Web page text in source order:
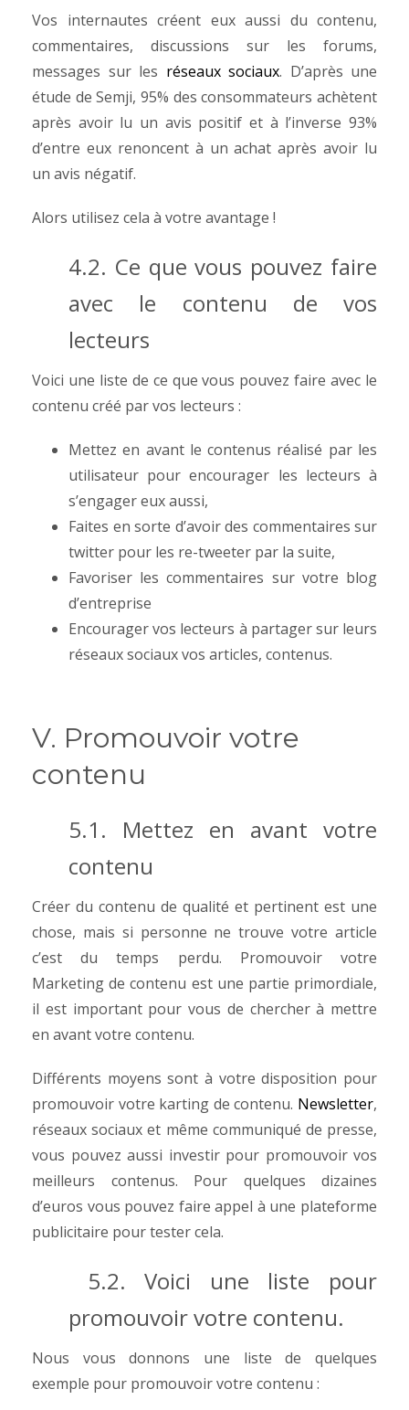
Vos internautes créent eux aussi du contenu,
commentaires, discussions sur les forums,
messages sur les réseaux sociaux. D’après une
étude de Semji, 95% des consommateurs achètent
après avoir lu un avis positif et à l’inverse 93%
d’entre eux renoncent à un achat après avoir lu
un avis négatif.
Alors utilisez cela à votre avantage !
4.2. Ce que vous pouvez faire
avec le contenu de vos
lecteurs
Voici une liste de ce que vous pouvez faire avec le
contenu créé par vos lecteurs :
Mettez en avant le contenus réalisé par les
utilisateur pour encourager les lecteurs à
s’engager eux aussi,
Faites en sorte d’avoir des commentaires sur
twitter pour les re-tweeter par la suite,
Favoriser les commentaires sur votre blog
d’entreprise
Encourager vos lecteurs à partager sur leurs
réseaux sociaux vos articles, contenus.
V. Promouvoir votre
contenu
5.1. Mettez en avant votre
contenu
Créer du contenu de qualité et pertinent est une
chose, mais si personne ne trouve votre article
c’est du temps perdu. Promouvoir votre
Marketing de contenu est une partie primordiale,
il est important pour vous de chercher à mettre
en avant votre contenu.
Différents moyens sont à votre disposition pour
promouvoir votre karting de contenu. Newsletter,
réseaux sociaux et même communiqué de presse,
vous pouvez aussi investir pour promouvoir vos
meilleurs contenus. Pour quelques dizaines
d’euros vous pouvez faire appel à une plateforme
publicitaire pour tester cela.
5.2. Voici une liste pour
promouvoir votre contenu.
Nous vous donnons une liste de quelques
exemple pour promouvoir votre contenu :